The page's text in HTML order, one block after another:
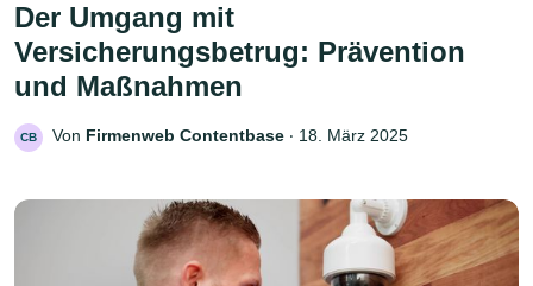
Der Umgang mit
Versicherungsbetrug: Prävention
und Maßnahmen
CB Von Firmenweb Contentbase ‧ 18. März 2025